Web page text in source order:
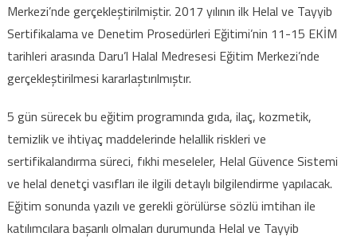
Merkezi’nde gerçekleştirilmiştir. 2017 yılının ilk Helal ve Tayyib
Sertifikalama ve Denetim Prosedürleri Eğitimi’nin 11-15 EKİM
tarihleri arasında Daru’l Halal Medresesi Eğitim Merkezi’nde
gerçekleştirilmesi kararlaştırılmıştır.
5 gün sürecek bu eğitim programında gıda, ilaç, kozmetik,
temizlik ve ihtiyaç maddelerinde helallik riskleri ve
sertifikalandırma süreci, fıkhi meseleler, Helal Güvence Sistemi
ve helal denetçi vasıfları ile ilgili detaylı bilgilendirme yapılacak.
Eğitim sonunda yazılı ve gerekli görülürse sözlü imtihan ile
katılımcılara başarılı olmaları durumunda Helal ve Tayyib